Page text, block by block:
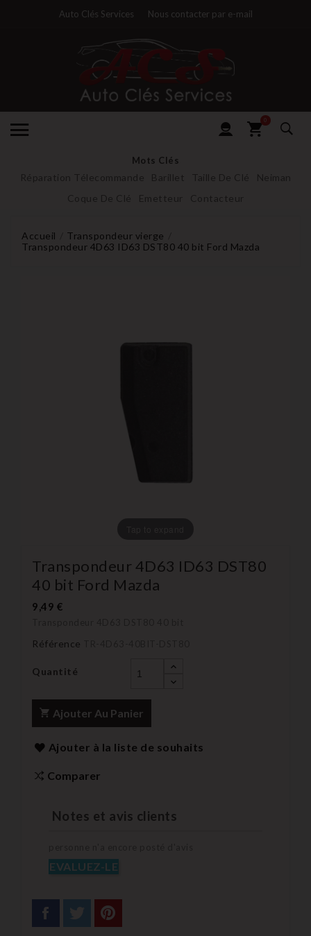
Auto Clés Services Nous contacter par e-mail
0
Mots Clés
Réparation Télecommande Barillet Taille De Clé
Neiman
Coque De Clé
Emetteur Contacteur
Accueil
Transpondeur vierge
Transpondeur 4D63 ID63 DST80 40 bit Ford Mazda
Transpondeur 4D63 ID63 DST80
40 bit Ford Mazda
9,49 €
Référence
Quantité
Ajouter Au Panier
Ajouter à la liste de souhaits
Comparer
Notes et avis clients
EVALUEZ-LE